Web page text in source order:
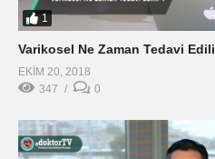
1
Varikosel Ne Zaman Tedavi
EKIM 20, 2018
347
0